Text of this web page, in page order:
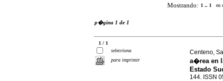
Mostrando: 1 .. 1 en
p�gina 1 de 1
1 / 1
selecciona
para imprimir
Centeno,
a�rea en
Estado
144. ISSN